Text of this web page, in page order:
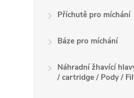
Příchutě pro míchání
Báze pro míchání
Náhradní žhavící
/ cartridge / Pody /